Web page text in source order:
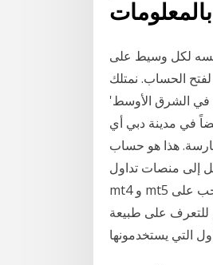
نفسه لكل وسيط على
الحساب. نمتلك
في الشرق الأوسط'
في مدينة دبي أي
هذا هو حساب
إلى منصات تداول
mt4 و mt5 متعددة على الفور. ابدأ برصيد افتراضي بقيمة $100,000 وتداول صكوك من اختيارك. يجب على
على طبيعة